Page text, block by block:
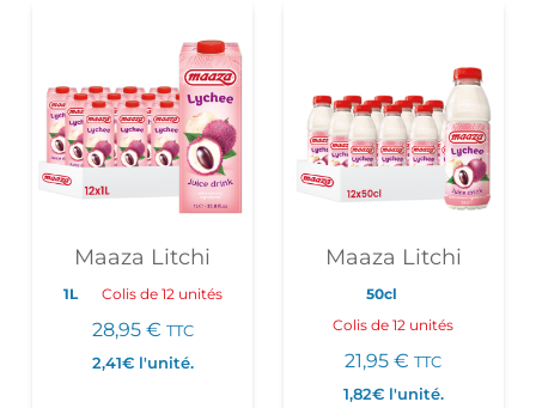
Maaza Litchi
1L Colis de 12 unités
28,95 € TTC
2,41€l'unité.
Maaza Litchi
50cl
Colis de 12 unités
21,95€ TTC
1,82€l'unité.